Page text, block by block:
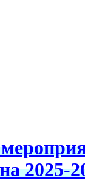
на 2025-